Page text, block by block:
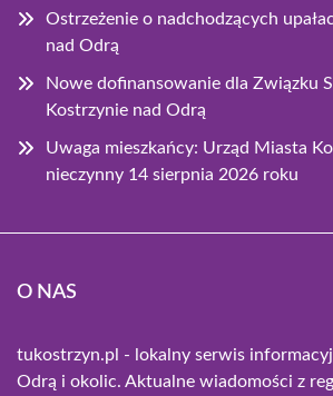
Ostrzeżenie o nadchodzących
nad Odrą
Nowe dofinansowanie dla Związku
Kostrzynie nad Odrą
Uwaga mieszkańcy: Urząd Miasta
nieczynny 14 sierpnia 2026 roku
O NAS
tukostrzyn.pl - lokalny serwis
Odrą i okolic. Aktualne wiadomości z